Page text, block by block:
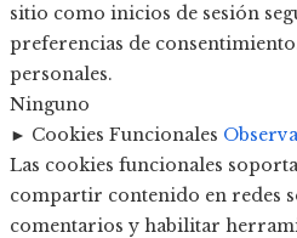
sitio como inicios de sesión
preferencias de
personales.
Ninguno
► Cookies Funcionales
Las cookies funcionales
compartir contenido en redes
comentarios y habilitar